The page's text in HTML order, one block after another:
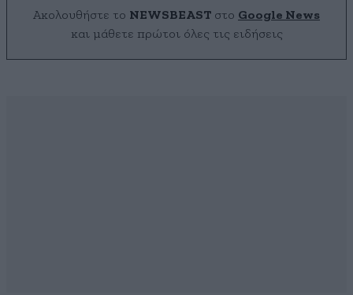
Ακολουθήστε το NEWSBEAST στο Google News
και μάθετε πρώτοι όλες τις ειδήσεις